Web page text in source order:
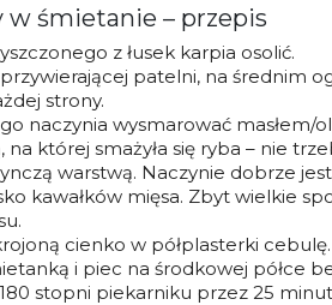
w śmietanie – przepis
z łusek karpia osolić.
patelni, na średnim
strony.
naczynia wysmarować masłem/
na której smażyła się ryba – nie
warstwą. Naczynie dobrze
kawałków mięsa. Zbyt wielkie
cienko w półplasterki cebulę.
i piec na środkowej półce
stopni piekarniku przez 25